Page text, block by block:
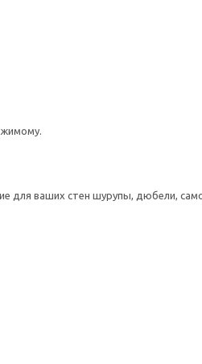
для ваших стен шурупы, дюбели,